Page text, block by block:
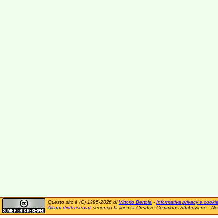
Questo sito è (C) 1995-2026 di Vittorio Bertola - Informativa privacy e cookie
Alcuni diritti riservatisecondo la licenza Creative Commons Attribuzione -